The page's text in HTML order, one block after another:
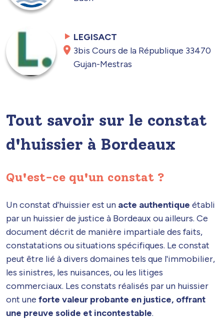
LEGISACT
3bis Cours de la République 33470
Gujan-Mestras
Tout savoir sur le constat
d'huissier à Bordeaux
Qu'est-ce qu'un constat ?
Un constat d'huissier est un acte authentique établi
par un huissier de justice à Bordeaux ou ailleurs. Ce
document décrit de manière impartiale des faits,
constatations ou situations spécifiques. Le constat
peut être lié à divers domaines tels que l'immobilier,
les sinistres, les nuisances, ou les litiges
commerciaux. Les constats réalisés par un huissier
ont une forte valeur probante en justice, offrant
une preuve solide et incontestable.